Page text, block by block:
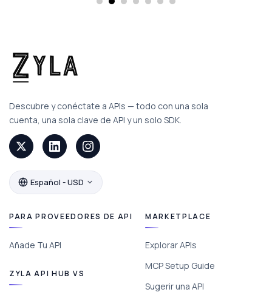
Descubre y conéctate a APIs — todo con una sola
cuenta, una sola clave de API y un solo SDK.
Español - USD
PARA PROVEEDORES DE API
Añade Tu API
ZYLA API HUB VS
MARKETPLACE
Explorar APIs
MCP Setup Guide
Sugerir una API